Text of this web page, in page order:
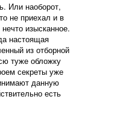
Или наоборот,
не приехал и в
изысканное.
настоящая
из отборной
туже обложку
секреты уже
данную
есть